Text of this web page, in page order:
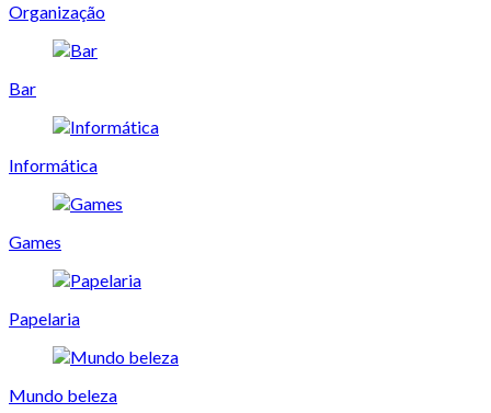
Organização
Bar
Informática
Games
Papelaria
Mundo beleza